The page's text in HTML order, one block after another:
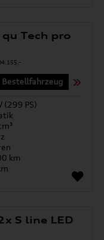
Tech pro
Bestellfahrzeug
(299 PS)
km
S line LED